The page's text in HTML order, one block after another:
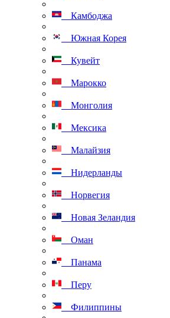
Камбоджа
Южная Корея
Кувейт
Марокко
Монголия
Мексика
Малайзия
Нидерланды
Норвегия
Новая Зеландия
Оман
Панама
Перу
Филиппины